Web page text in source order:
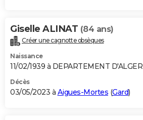
Giselle ALINAT (84 ans)
Créer une cagnotte obsèques
Naissance
11/02/1939 à DEPARTEMENT D'ALGER
Décès
03/05/2023 à Aigues-Mortes (Gard)